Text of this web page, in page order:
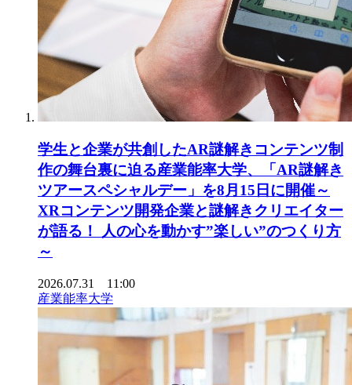
学生と企業が共創したAR謎解きコンテンツ制
作の舞台裏に迫る産業能率大学、「AR謎解き
ツアースペシャルデー」を8月15日に開催～
XRコンテンツ開発企業と謎解きクリエイター
が語る！ 人の心を動かす”楽しい”のつくり方
～
2026.07.31 11:00
産業能率大学